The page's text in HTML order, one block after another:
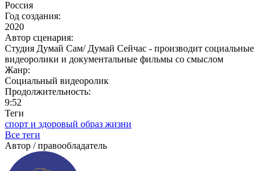
Россия
Год создания:
2020
Автор сценария:
Студия Думай Сам/ Думай Сейчас - производит социальные
видеоролики и документальные фильмы со смыслом
Жанр:
Социальный видеоролик
Продолжительность:
9:52
Теги
спорт и здоровый образ жизни
Все теги
Автор / правообладатель